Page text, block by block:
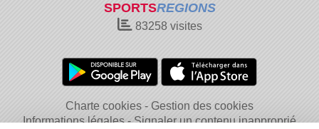
SPORTSREGIONS
83258visites
Charte cookies
Gestion des cookies
Informations légales
Signaler un contenu inapproprié